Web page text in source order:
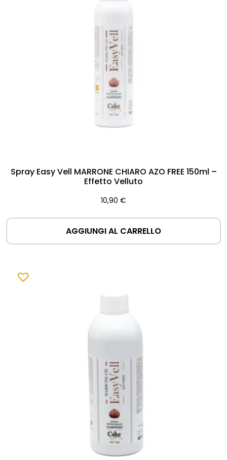
Spray Easy Vell MARRONE CHIARO AZO FREE 150ml –
Effetto Velluto
10,90 €
AGGIUNGI AL CARRELLO